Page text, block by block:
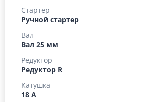
Стартер
Ручной стартер
Вал
Вал 25 мм
Редуктор
Редуктор R
Катушка
18 А